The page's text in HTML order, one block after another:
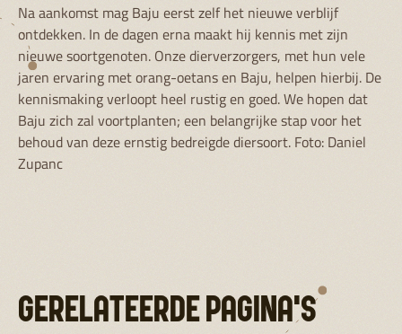
Na aankomst mag Baju eerst zelf het nieuwe verblijf
ontdekken. In de dagen erna maakt hij kennis met zijn
nieuwe soortgenoten. Onze dierverzorgers, met hun vele
jaren ervaring met orang-oetans en Baju, helpen hierbij. De
kennismaking verloopt heel rustig en goed. We hopen dat
Baju zich zal voortplanten; een belangrijke stap voor het
behoud van deze ernstig bedreigde diersoort. Foto: Daniel
Zupanc
GERELATEERDE PAGINA'S